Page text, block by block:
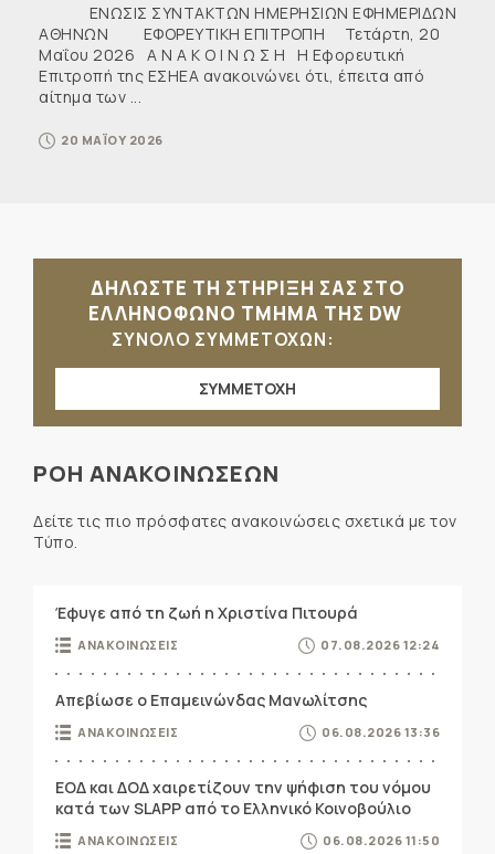
ΕΝΩΣΙΣ ΣΥΝΤΑΚΤΩΝ ΗΜΕΡΗΣΙΩΝ ΕΦΗΜΕΡΙΔΩΝ
ΑΘΗΝΩΝ ΕΦΟΡΕΥΤΙΚΗ ΕΠΙΤΡΟΠΗ Τετάρτη, 20
Μαΐου 2026 Α Ν Α Κ Ο Ι Ν Ω Σ Η Η Εφορευτική
Επιτροπή της ΕΣΗΕΑ ανακοινώνει ότι, έπειτα από
αίτημα των ...
20 ΜΑΪΟΥ 2026
ΔΗΛΩΣΤΕ ΤΗ ΣΤΗΡΙΞΗ ΣΑΣ ΣΤΟ
ΕΛΛΗΝΟΦΩΝΟ ΤΜΗΜΑ ΤΗΣ DW
ΣΥΝΟΛΟ ΣΥΜΜΕΤΟΧΩΝ:
ΣΥΜΜΕΤΟΧΗ
ΡΟΗ ΑΝΑΚΟΙΝΩΣΕΩΝ
Δείτε τις πιο πρόσφατες ανακοινώσεις σχετικά με τον
Τύπο.
Έφυγε από τη ζωή η Χριστίνα Πιτουρά
ΑΝΑΚΟΙΝΩΣΕΙΣ 07.08.2026 12:24
Απεβίωσε ο Επαμεινώνδας Μανωλίτσης
ΑΝΑΚΟΙΝΩΣΕΙΣ 06.08.2026 13:36
ΕΟΔ και ΔΟΔ χαιρετίζουν την ψήφιση του νόμου
κατά των SLAPP από το Ελληνικό Κοινοβούλιο
ΑΝΑΚΟΙΝΩΣΕΙΣ 06.08.2026 11:50